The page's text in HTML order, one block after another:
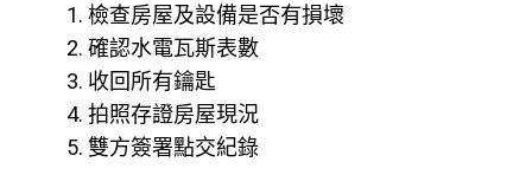
檢查房屋及設備是否有損壞
確認水電瓦斯表數
收回所有鑰匙
拍照存證房屋現況
雙方簽署點交紀錄